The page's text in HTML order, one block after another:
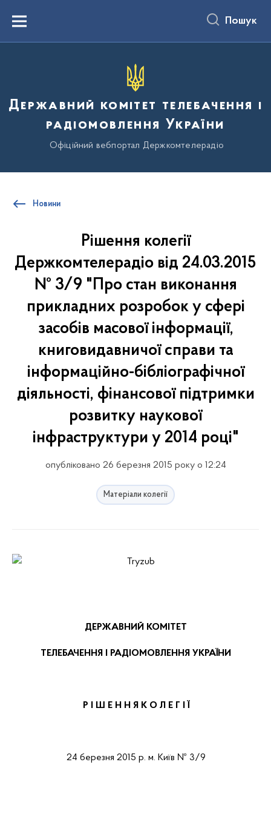
вмістуMenu Пошук
Державний комітет телебачення і
радіомовлення України
Офіційний вебпортал Держкомтелерадіо
Новини
Рішення колегії
Держкомтелерадіо від 24.03.2015
№ 3/9 "Про стан виконання
прикладних розробок у сфері
засобів масової інформації,
книговидавничої справи та
інформаційно-бібліографічної
діяльності, фінансової підтримки
розвитку наукової
інфраструктури у 2014 році"
опубліковано 26 березня 2015 року о 12:24
Матеріали колегії
ДЕРЖАВНИЙ КОМІТЕТ
ТЕЛЕБАЧЕННЯ І РАДІОМОВЛЕННЯ УКРАЇНИ
Р І Ш Е Н Н Я К О Л Е Г І Ї
24 березня 2015 р. м. Київ № 3/9